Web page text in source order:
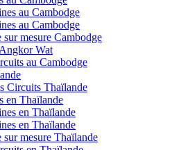
au Cambodge
au Cambodge
sur mesure Cambodge
Wat
au Cambodge
Circuits Thaïlande
en Thaïlande
en Thaïlande
en Thaïlande
sur mesure Thaïlande